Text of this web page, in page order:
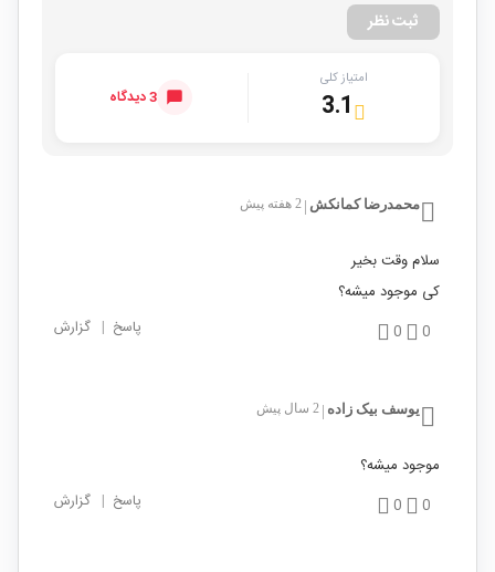
ثبت نظر
امتیاز کلی
3.1 3 دیدگاه
محمدرضا کمانکش 2 هفته پیش
سلام وقت بخیر
کی موجود میشه؟
0
0 پاسخ | گزارش
یوسف بیک زاده 2 سال پیش
موجود میشه؟
0
0 پاسخ | گزارش